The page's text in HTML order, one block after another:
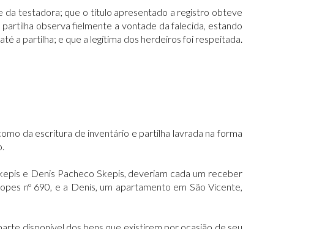
da testadora; que o título apresentado a registro obteve
observa fielmente a vontade da falecida, estando
a partilha; e que a legítima dos herdeiros foi respeitada.
da escritura de inventário e partilha lavrada na forma
e Denis Pacheco Skepis, deveriam cada um receber
nº 690, e a Denis, um apartamento em São Vicente,